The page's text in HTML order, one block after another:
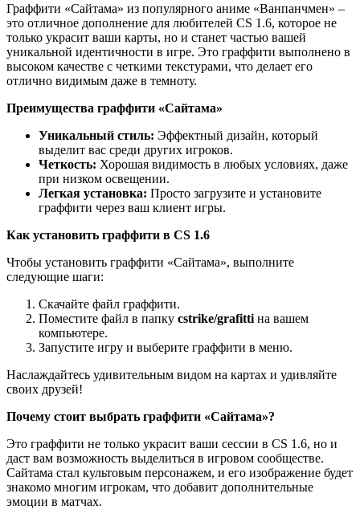
Граффити «Сайтама» из популярного аниме «Ванпанчмен» –
это отличное дополнение для любителей CS 1.6, которое не
только украсит ваши карты, но и станет частью вашей
уникальной идентичности в игре. Это граффити выполнено в
высоком качестве с четкими текстурами, что делает его
отлично видимым даже в темноту.
Преимущества граффити «Сайтама»
Уникальный стиль: Эффектный дизайн, который
выделит вас среди других игроков.
Четкость: Хорошая видимость в любых условиях, даже
при низком освещении.
Легкая установка: Просто загрузите и установите
граффити через ваш клиент игры.
Как установить граффити в CS 1.6
Чтобы установить граффити «Сайтама», выполните
следующие шаги:
Скачайте файл граффити.
Поместите файл в папку cstrike/grafitti на вашем
компьютере.
Запустите игру и выберите граффити в меню.
Наслаждайтесь удивительным видом на картах и удивляйте
своих друзей!
Почему стоит выбрать граффити «Сайтама»?
Это граффити не только украсит ваши сессии в CS 1.6, но и
даст вам возможность выделиться в игровом сообществе.
Сайтама стал культовым персонажем, и его изображение будет
знакомо многим игрокам, что добавит дополнительные
эмоции в матчах.